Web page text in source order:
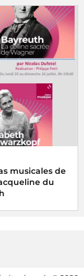
musicales de
du